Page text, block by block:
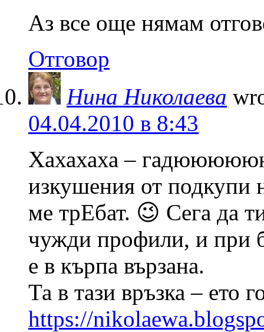
Аз все още нямам
Отговор
Нина Николаева
04.04.2010 в 8:43
Хахахаха –
изкушения от
ме трЕбат. 😉 Сега да
чужди профили, и при
е в кърпа вързана.
Та в тази връзка – ето
https://